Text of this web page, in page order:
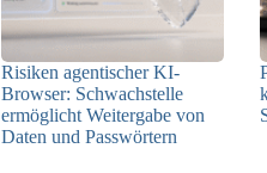
Risiken agentischer KI-
Browser: Schwachstelle
ermöglicht Weitergabe von
Daten und Passwörtern